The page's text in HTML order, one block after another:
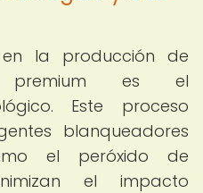
la producción de
premium es el
Este proceso
blanqueadores
el peróxido de
el impacto